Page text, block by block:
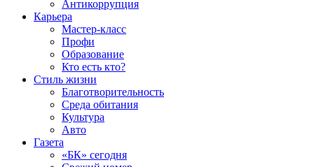
Антикоррупция
Карьера
Мастер-класс
Профи
Образование
Кто есть кто?
Стиль жизни
Благотворительность
Среда обитания
Культура
Авто
Газета
«БК» сегодня